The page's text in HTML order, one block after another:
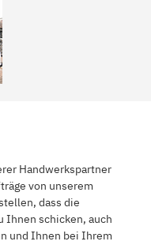
Handwerkspartner
von unserem
dass die
Ihnen schicken, auch
und Ihnen bei Ihrem